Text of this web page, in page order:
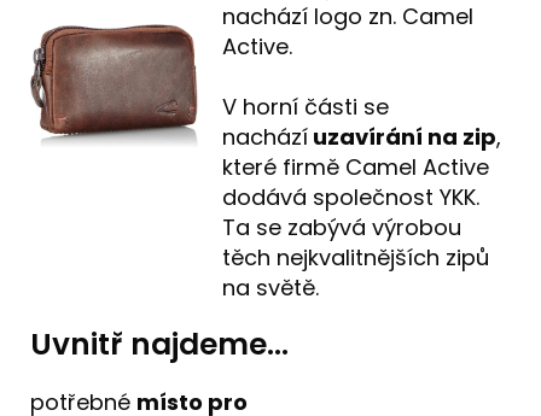
nachází logo zn. Camel
Active.
V horní části se
nachází uzavírání na zip,
které firmě Camel Active
dodává společnost YKK.
Ta se zabývá výrobou
těch nejkvalitnějších zipů
na světě.
Uvnitř najdeme...
potřebné místo pro